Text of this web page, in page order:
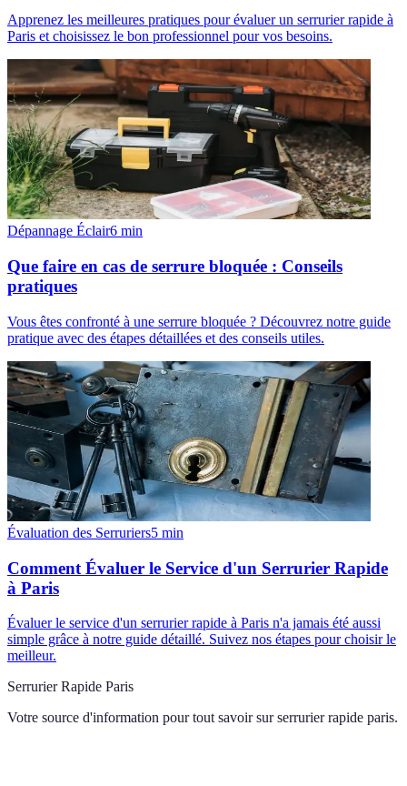
Apprenez les meilleures pratiques pour évaluer un serrurier rapide à
Paris et choisissez le bon professionnel pour vos besoins.
Dépannage Éclair6 min
Que faire en cas de serrure bloquée : Conseils
pratiques
Vous êtes confronté à une serrure bloquée ? Découvrez notre guide
pratique avec des étapes détaillées et des conseils utiles.
Évaluation des Serruriers5 min
Comment Évaluer le Service d'un Serrurier Rapide
à Paris
Évaluer le service d'un serrurier rapide à Paris n'a jamais été aussi
simple grâce à notre guide détaillé. Suivez nos étapes pour choisir le
meilleur.
Serrurier Rapide Paris
Votre source d'information pour tout savoir sur serrurier rapide paris.